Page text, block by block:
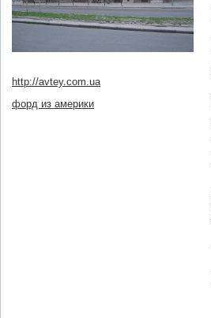
http://avtey.com.ua
форд из америки